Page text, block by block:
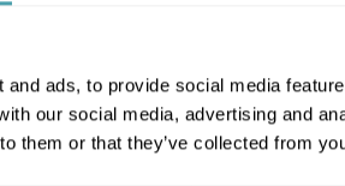
ads, to provide social media
our social media, advertising and
them or that they’ve collected from
oflog in als medewerker.